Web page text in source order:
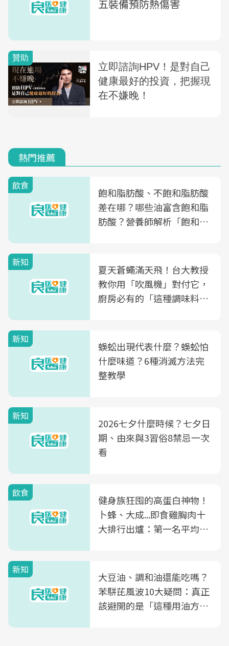
五裝備預防熱傷害
熱門推薦
飲食
飽和脂肪酸、不飽和脂肪酸
差在哪？哪些油富含飽和脂
肪酸？營養師解析「飽和脂
新知
夏天蒼蠅滿天飛！台大教授
教你用「吹風機」對付它，
廚房必有的「這種調味料」
新知
蜈蚣出現代表什麼？蜈蚣怕
什麼味道？6種消滅方法完
整教學
新知
2026七夕什麼時候？七夕日
期、由來與3習俗8禁忌一次
看
飲食
健身族狂囤的高蛋白神物！
卜蜂、大成...即食雞胸肉十
大排行出爐：第一名平均一
新知
大豆油、調和油還能吃嗎？
苯駢芘風波10大疑問：真正
該避開的是「這種用油方